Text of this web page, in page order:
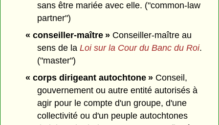
sans être mariée avec elle. ("common-law
partner")
« conseiller-maître » Conseiller-maître au
sens de laLoi sur la Cour du Banc du Roi.
("master")
« corps dirigeant autochtone »Conseil,
gouvernement ou autre entité autorisés à
agir pour le compte d'un groupe, d'une
collectivité ou d'un peuple autochtones